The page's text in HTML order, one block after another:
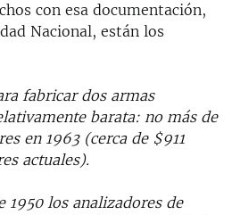
con esa documentación,
Nacional, están los
fabricar dos armas
barata: no más de
en 1963 (cerca de $911
actuales).
1950 los analizadores de